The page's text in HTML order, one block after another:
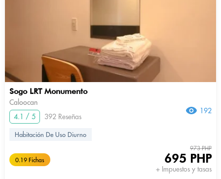
Sogo LRT Monumento
Caloocan
4.1 / 5
392 Reseñas
192
Habitación De Uso Diurno
0.19 Fichas
973 PHP
695 PHP
+ Impuestos y tasas